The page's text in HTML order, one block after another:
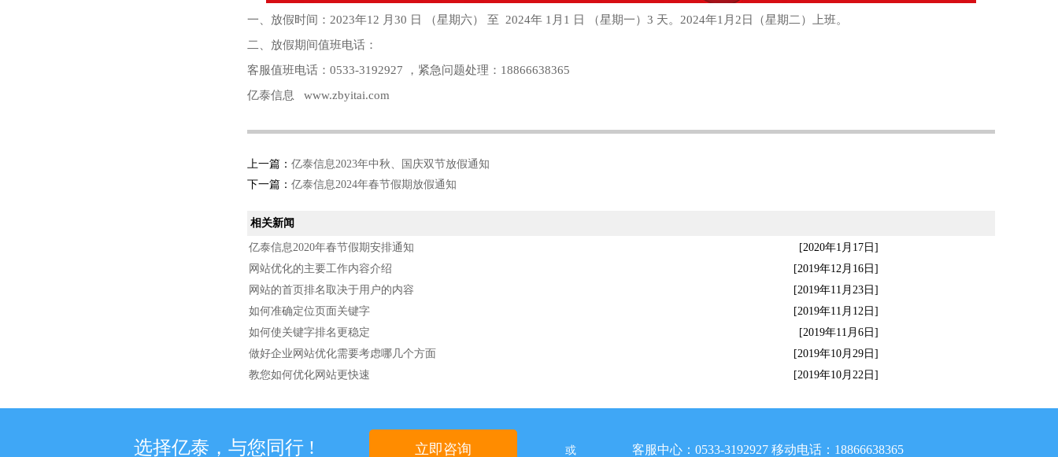
一、放假时间：2023年12 月30 日 （星期六） 至 2024年 1月1 日 （星期一）3 天。2024年1月2日（星期二）上班。
二、放假期间值班电话：
客服值班电话：0533-3192927 ，紧急问题处理：18866638365
亿泰信息 www.zbyitai.com
上一篇： 亿泰信息2023年中秋、国庆双节放假通知
下一篇： 亿泰信息2024年春节假期放假通知
相关新闻
亿泰信息2020年春节假期安排通知
[2020年1月17日]
网站优化的主要工作内容介绍
[2019年12月16日]
网站的首页排名取决于用户的内容
[2019年11月23日]
如何准确定位页面关键字
[2019年11月12日]
如何使关键字排名更稳定
[2019年11月6日]
做好企业网站优化需要考虑哪几个方面
[2019年10月29日]
教您如何优化网站更快速
[2019年10月22日]
选择亿泰，与您同行 ! 立即咨询 或 客服中心：0533-3192927 移动电话：18866638365